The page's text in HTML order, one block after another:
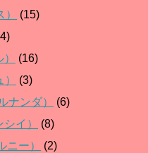
(15)
(16)
(3)
ナンダ）
(6)
イ）
(8)
ー）
(2)